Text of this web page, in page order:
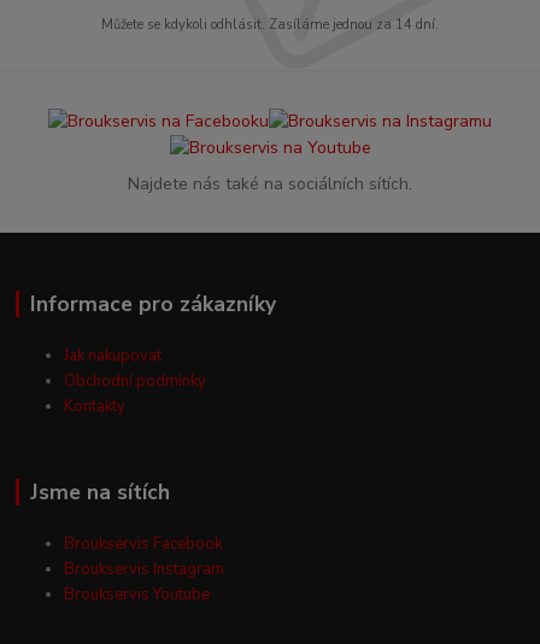
Můžete se kdykoli odhlásit. Zasíláme jednou za 14 dní.
Najdete nás také na sociálních sítích.
Informace pro zákazníky
Jak nakupovat
Obchodní podmínky
Kontakty
Jsme na sítích
Broukservis Facebook
Broukservis Instagram
Broukservis Youtube